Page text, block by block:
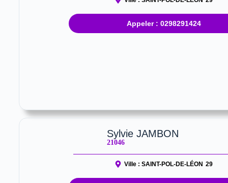
Appeler : 0298291424
Sylvie JAMBON
21046
Ville :SAINT-POL-DE-LÉON 29